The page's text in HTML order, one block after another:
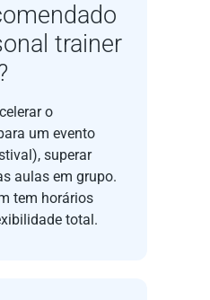
trainer
o
um evento
superar
aulas em grupo.
tem horários
total.